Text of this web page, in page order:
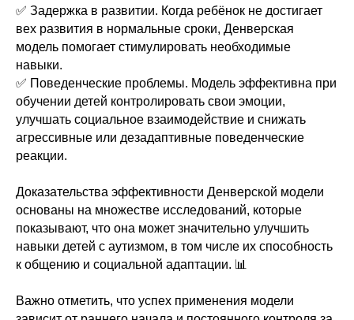
✅️ Задержка в развитии. Когда ребёнок не достигает
вех развития в нормальные сроки, Денверская
модель помогает стимулировать необходимые
навыки.
✅️ Поведенческие проблемы. Модель эффективна при
обучении детей контролировать свои эмоции,
улучшать социальное взаимодействие и снижать
агрессивные или дезадаптивные поведенческие
реакции.
Доказательства эффективности Денверской модели
основаны на множестве исследований, которые
показывают, что она может значительно улучшить
навыки детей с аутизмом, в том числе их способность
к общению и социальной адаптации. 📊
Важно отметить, что успех применения модели
Контакты клиники
доказательной
медицины
«НЕОМЕДИКА»
Адрес:
Липецк, ул. П. А. Папина, д.
+7 (4742) 392
111
+7 (910) 7 392
111